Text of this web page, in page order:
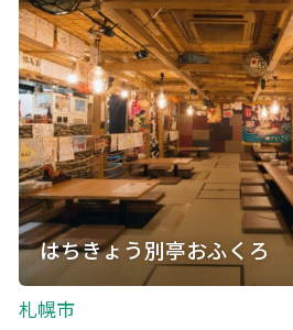
はちきょう別亭おふくろ
札幌市